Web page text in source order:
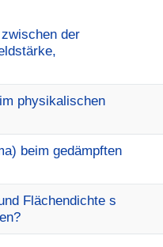
der
physikalischen
beim gedämpften
Flächendichte s